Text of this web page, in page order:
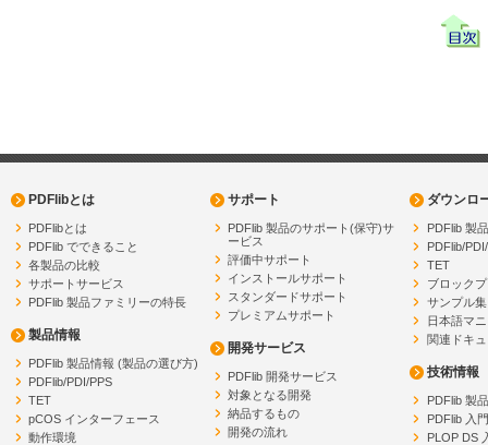
PDFlibとは
PDFlibとは
PDFlib でできること
各製品の比較
サポートサービス
PDFlib 製品ファミリーの特長
製品情報
PDFlib 製品情報 (製品の選び方)
PDFlib/PDI/PPS
TET
pCOS インターフェース
動作環境
サポート
PDFlib 製品のサポート(保守)サ
ービス
評価中サポート
インストールサポート
スタンダードサポート
プレミアムサポート
開発サービス
PDFlib 開発サービス
対象となる開発
納品するもの
開発の流れ
ダウンロ
PDFlib 製
PDFlib/
TET
ブロック
サンプル集
日本語マ
関連ドキ
技術情報
PDFlib 製
PDFlib 入門
PLOP DS